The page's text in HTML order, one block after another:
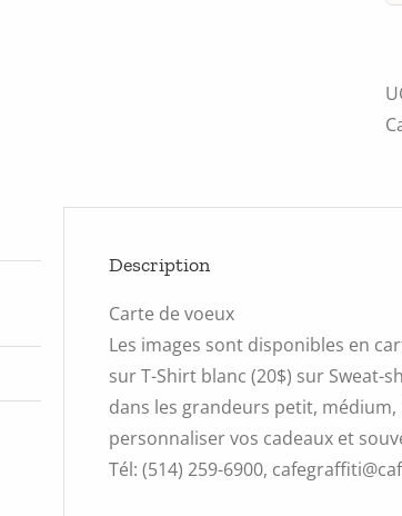
Description
Carte de voeux
Les images sont disponibles en
sur T-Shirt blanc (20$) sur Sweat-
dans les grandeurs petit,
personnaliser vos cadeaux et
Tél: (514) 259-6900,